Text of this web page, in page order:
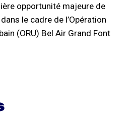
opportunité majeure de
le cadre de l’Opération
(ORU) Bel Air Grand Font